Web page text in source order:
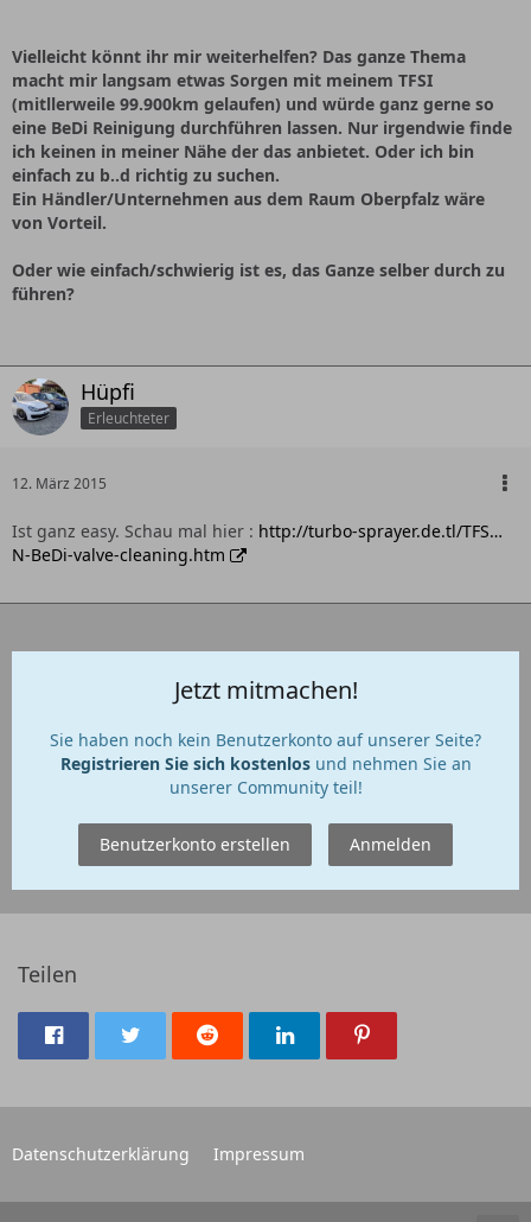
Vielleicht könnt ihr mir weiterhelfen? Das ganze Thema
macht mir langsam etwas Sorgen mit meinem TFSI
(mitllerweile 99.900km gelaufen) und würde ganz gerne so
eine BeDi Reinigung durchführen lassen. Nur irgendwie finde
ich keinen in meiner Nähe der das anbietet. Oder ich bin
einfach zu b..d richtig zu suchen.
Ein Händler/Unternehmen aus dem Raum Oberpfalz wäre
von Vorteil.
Oder wie einfach/schwierig ist es, das Ganze selber durch zu
führen?
Hüpfi
Erleuchteter
12. März 2015
Ist ganz easy. Schau mal hier : http://turbo-sprayer.de.tl/TFS…
N-BeDi-valve-cleaning.htm
Jetzt mitmachen!
Sie haben noch kein Benutzerkonto auf unserer Seite?
Registrieren Sie sich kostenlosund nehmen Sie an
unserer Community teil!
Benutzerkonto erstellen Anmelden
Teilen
Datenschutzerklärung Impressum